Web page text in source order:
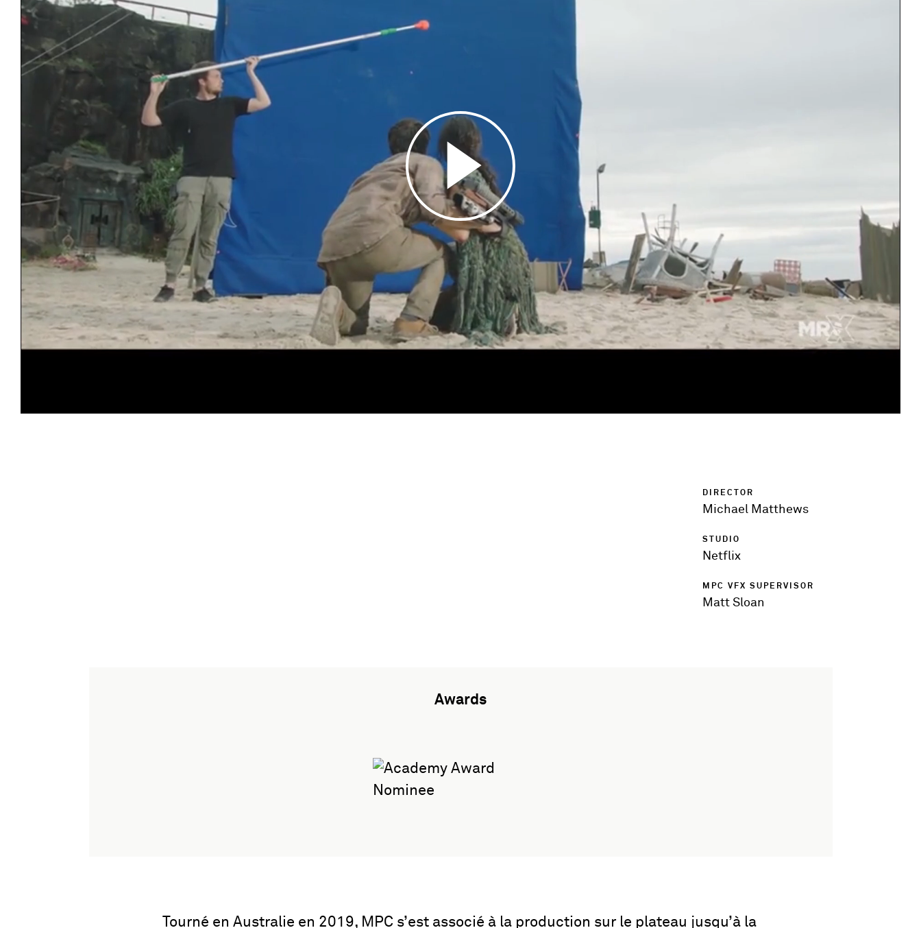
DIRECTOR
Michael Matthews
STUDIO
Netflix
MPC VFX SUPERVISOR
Matt Sloan
Awards
Tourné en Australie en 2019, MPC s’est associé à la production sur le plateau jusqu’à la